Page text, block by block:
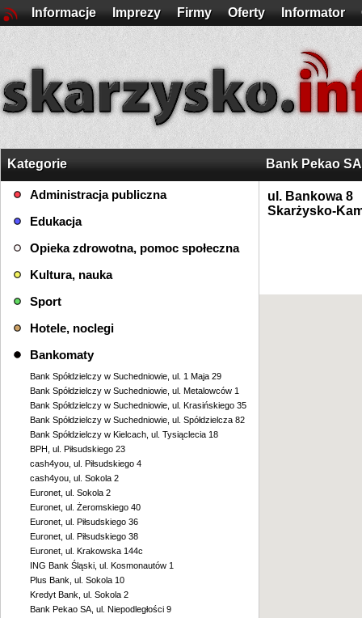
Informacje Imprezy Firmy Oferty Informator
Kategorie
Administracja publiczna
Edukacja
Opieka zdrowotna, pomoc społeczna
Kultura, nauka
Sport
Hotele, noclegi
Bankomaty
Bank Spółdzielczy w Suchedniowie, ul. 1 Maja 29
Bank Spółdzielczy w Suchedniowie, ul. Metalowców 1
Bank Spółdzielczy w Suchedniowie, ul. Krasińskiego 35
Bank Spółdzielczy w Suchedniowie, ul. Spółdzielcza 82
Bank Spółdzielczy w Kielcach, ul. Tysiąclecia 18
BPH, ul. Piłsudskiego 23
cash4you, ul. Piłsudskiego 4
cash4you, ul. Sokola 2
Euronet, ul. Sokola 2
Euronet, ul. Żeromskiego 40
Euronet, ul. Piłsudskiego 36
Euronet, ul. Piłsudskiego 38
Euronet, ul. Krakowska 144c
ING Bank Śląski, ul. Kosmonautów 1
Plus Bank, ul. Sokola 10
Kredyt Bank, ul. Sokola 2
Bank Pekao SA, ul. Niepodległości 9
Bank Pekao
ul. Bankowa 8
Skarżysko-